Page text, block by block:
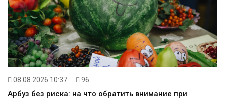
08.08.2026 10:37 96
Арбуз без риска: на что обратить внимание при